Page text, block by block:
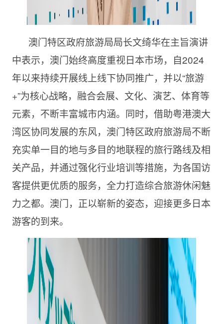
澳门特区政府旅游局局长文绮华在主旨演讲
中表示，澳门始终高度重视日本市场，自2024
年以来持续开展线上线下协同推广，并以“旅游
+”为核心战略，融合会展、文化、演艺、体育等
元素，不断丰富城市内涵。同时，借助粤港澳大
湾区协同发展的东风，澳门特区政府旅游局不断
充实单一目的地与多目的地联程的旅行路线及相
关产品，并通过强化行业培训等措施，为各国访
客提供更优质的服务，全力打造综合旅游休闲魅
力之都。澳门，正以崭新的姿态，迎接更多日本
游客的到来。